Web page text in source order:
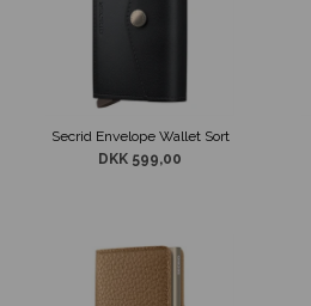
Secrid Envelope Wallet Sort
DKK 599,00